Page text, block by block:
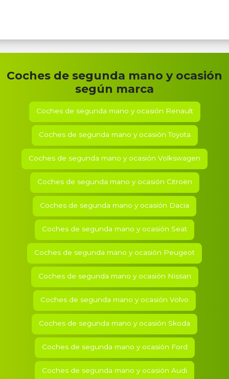
Coches de segunda mano y ocasión
según marca
Coches de segunda mano y ocasión Renault
Coches de segunda mano y ocasiónToyota
Coches de segunda mano y ocasión Volkswagen
Coches de segunda mano y ocasión Citroën
Coches de segunda mano y ocasión Dacia
Coches de segunda mano y ocasión Seat
Coches de segunda mano y ocasión Peugeot
Coches de segunda mano y ocasión Nissan
Coches de segunda mano y ocasión Volvo
Coches de segunda mano y ocasión Skoda
Coches de segunda mano y ocasión Ford
Coches de segunda mano y ocasión Audi